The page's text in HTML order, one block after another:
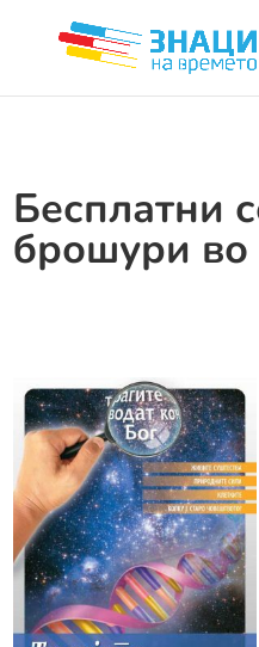
Бесплатни
брошури во